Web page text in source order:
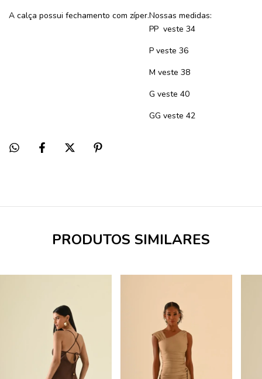
A calça possui fechamento com zíper.Nossas medidas:
PP veste 34
P veste 36
M veste 38
G veste 40
GG veste 42
PRODUTOS SIMILARES